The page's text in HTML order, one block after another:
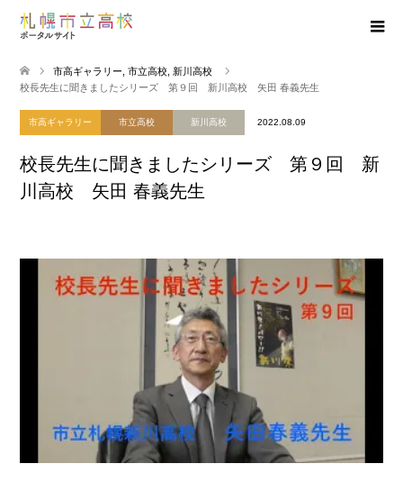
市高ギャラリー 市立高校, 新川高校
校長先生に聞きましたシリーズ 第９回 新川高校 矢田 春義先生
市高ギャラリー 市立高校 新川高校 2022.08.09
校長先生に聞きましたシリーズ 第９回 新
川高校 矢田 春義先生